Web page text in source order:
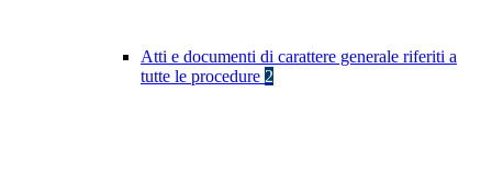
Atti e documenti di carattere generale riferiti a
tutte le procedure 2